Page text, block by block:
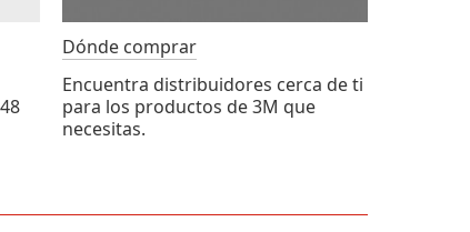
Dónde comprar
Encuentra distribuidores cerca de ti
para los productos de 3M que
necesitas.